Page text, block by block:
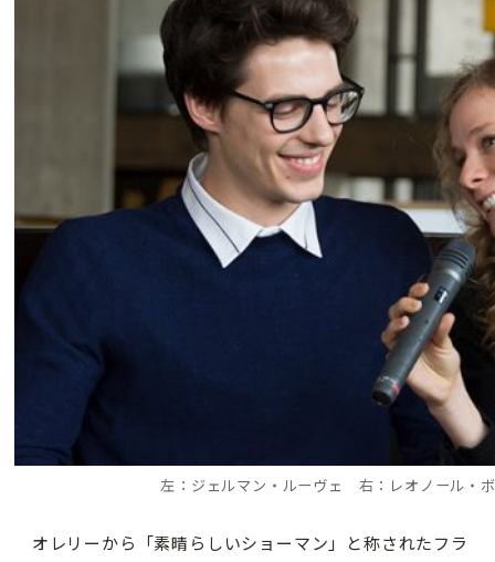
左：ジェルマン・ルーヴェ 右：レオノール・
オレリーから「素晴らしいショーマン」と称されたフラ